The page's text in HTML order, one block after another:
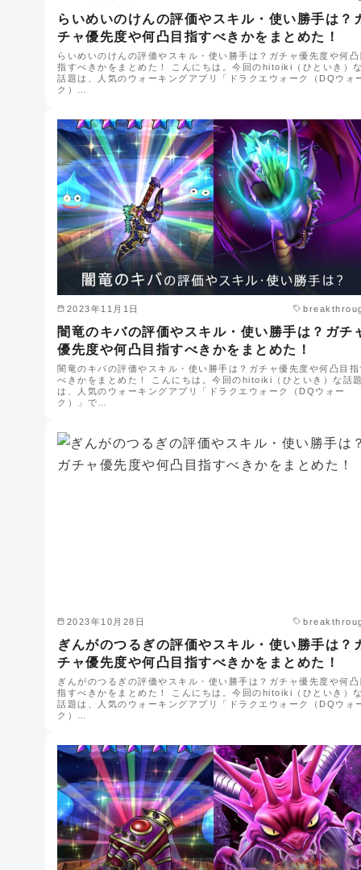
らいめいのけんの評価やスキル・使い勝手は？
チャ優先度や何凸目指すべきかをまとめた！
らいめいのけんの評価やスキル・使い勝手は？ガチャ優先度や何凸
指すべきかをまとめた！ こんにちは。今回のhitoiki（ひといき）な
話題は、人気のウォーキングアプリ「ドラクエウォーク（DQウォ
ク）…
2023年11月1日
闇竜のキバの評価やスキル・使い勝手は？ガチ
優先度や何凸目指すべきかをまとめた！
闇竜のキバの評価やスキル・使い勝手は？ガチャ優先度や何凸目指
べきかをまとめた！ こんにちは。今回のhitoiki（ひといき）な話題
は、人気のウォーキングアプリ「ドラクエウォーク（DQウォー
ク）」で…
2023年10月28日
ぎんがのつるぎの評価やスキル・使い勝手は？
チャ優先度や何凸目指すべきかをまとめた！
ぎんがのつるぎの評価やスキル・使い勝手は？ガチャ優先度や何凸
指すべきかをまとめた！ こんにちは。今回のhitoiki（ひといき）な
話題は、人気のウォーキングアプリ「ドラクエウォーク（DQウォ
ク）…